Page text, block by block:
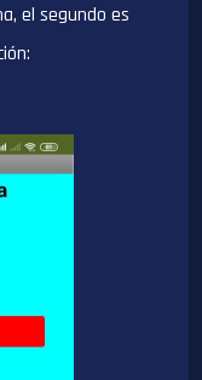
el segundo es